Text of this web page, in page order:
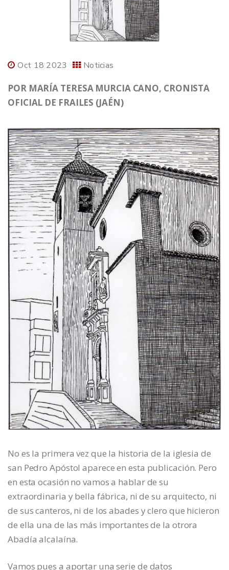
Oct 18 2023 Noticias
POR MARÍA TERESA MURCIA CANO, CRONISTA
OFICIAL DE FRAILES (JAÉN)
No es la primera vez que la historia de la iglesia de
san Pedro Apóstol aparece en esta publicación. Pero
en esta ocasión no vamos a hablar de su
extraordinaria y bella fábrica, ni de su arquitecto, ni
de sus canteros, ni de los abades y clero que hicieron
de ella una de las más importantes de la otrora
Abadía alcalaína.
Vamos pues a aportar una serie de datos